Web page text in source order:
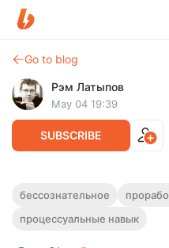
Go to blog
Рэм Латыпов
May 04 19:39
SUBSCRIBE
Курс "Коды
Базовый курс работы сLevel
бессознательное
процессуальные навык